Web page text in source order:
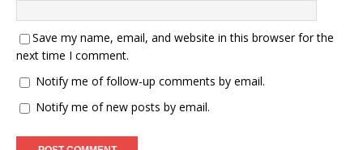
Save my name, email, and website in this browser for the
next time I comment.
Notify me of follow-up comments by email.
Notify me of new posts by email.